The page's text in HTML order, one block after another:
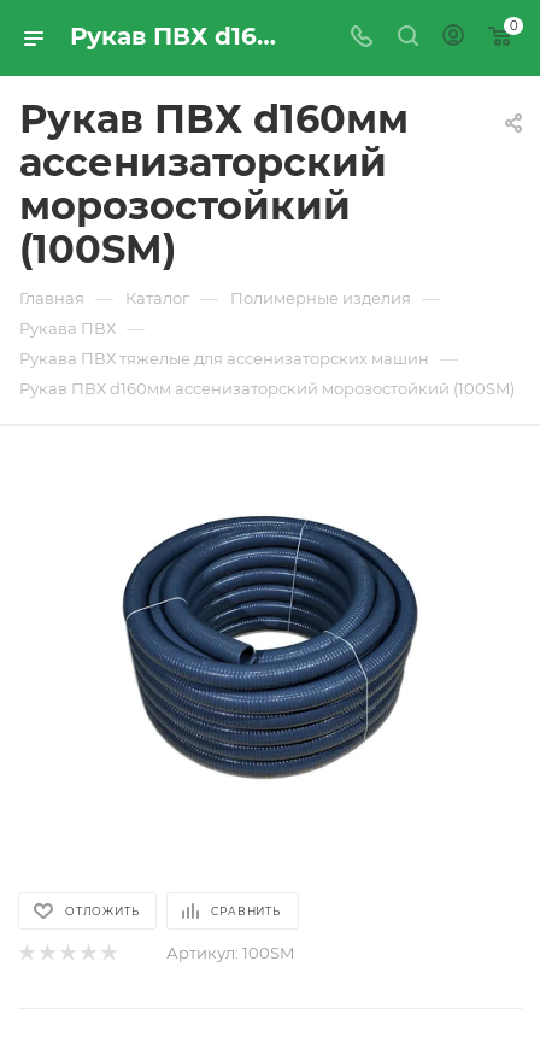
Рукав ПВХ d160мм ассенизаторский морозостойкий (100SM) - купить по цене производителя с доставкой по Москве и России | ПРОМРЕСУРССЕРВИС 0
Рукав ПВХ d160мм
ассенизаторский
морозостойкий
(100SM)
Главная — Каталог — Полимерные изделия —
Рукава ПВХ —
Рукава ПВХ тяжелые для ассенизаторских машин —
Рукав ПВХ d160мм ассенизаторский морозостойкий (100SM)
ОТЛОЖИТЬ СРАВНИТЬ
Артикул: 100SM